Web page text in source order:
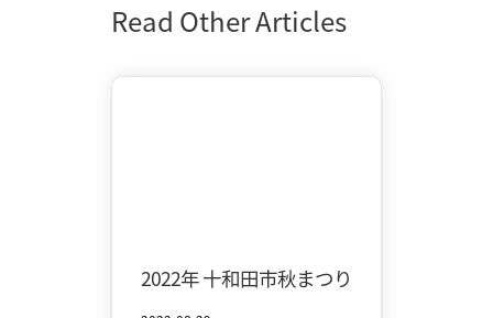
Read Other Articles
2022年 十和田市秋まつり